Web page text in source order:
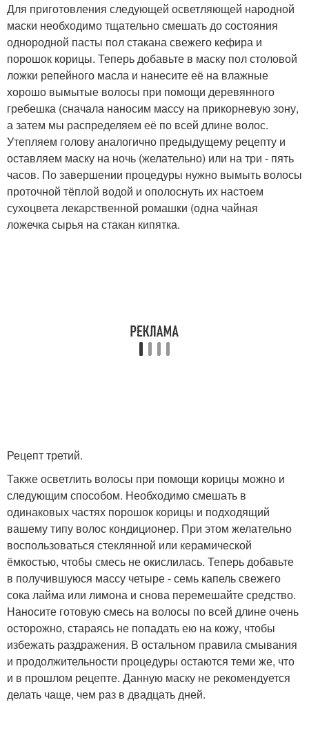
Для приготовления следующей осветляющей народной
маски необходимо тщательно смешать до состояния
однородной пасты пол стакана свежего кефира и
порошок корицы. Теперь добавьте в маску пол столовой
ложки репейного масла и нанесите её на влажные
хорошо вымытые волосы при помощи деревянного
гребешка (сначала наносим массу на прикорневую зону,
а затем мы распределяем её по всей длине волос.
Утепляем голову аналогично предыдущему рецепту и
оставляем маску на ночь (желательно) или на три - пять
часов. По завершении процедуры нужно вымыть волосы
проточной тёплой водой и ополоснуть их настоем
сухоцвета лекарственной ромашки (одна чайная
ложечка сырья на стакан кипятка.
Рецепт третий.
Также осветлить волосы при помощи корицы можно и
следующим способом. Необходимо смешать в
одинаковых частях порошок корицы и подходящий
вашему типу волос кондиционер. При этом желательно
воспользоваться стеклянной или керамической
ёмкостью, чтобы смесь не окислилась. Теперь добавьте
в получившуюся массу четыре - семь капель свежего
сока лайма или лимона и снова перемешайте средство.
Наносите готовую смесь на волосы по всей длине очень
осторожно, стараясь не попадать ею на кожу, чтобы
избежать раздражения. В остальном правила смывания
и продолжительности процедуры остаются теми же, что
и в прошлом рецепте. Данную маску не рекомендуется
делать чаще, чем раз в двадцать дней.